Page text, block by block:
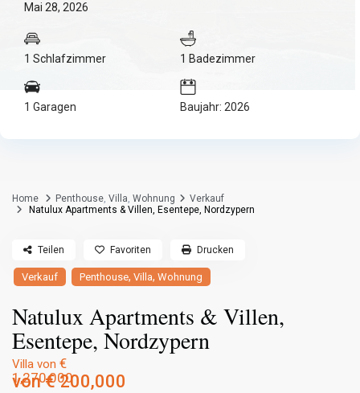
Mai 28, 2026
1 Schlafzimmer 1 Badezimmer
1 Garagen Baujahr: 2026
Home Penthouse,Villa,Wohnung
Verkauf
Natulux Apartments & Villen, Esentepe, Nordzypern
Verkauf Penthouse,Villa,Wohnung
Natulux Apartments & Villen,
Esentepe, Nordzypern
Villa von €
1,270,000
von€ 200,000
Teilen Favoriten Drucken